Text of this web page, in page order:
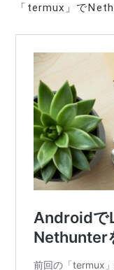
「termux」で